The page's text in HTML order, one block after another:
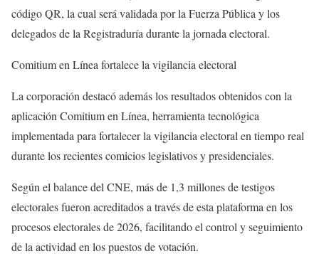
código QR, la cual será validada por la Fuerza Pública y los
delegados de la Registraduría durante la jornada electoral.
Comitium en Línea fortalece la vigilancia electoral
La corporación destacó además los resultados obtenidos con la
aplicación Comitium en Línea, herramienta tecnológica
implementada para fortalecer la vigilancia electoral en tiempo real
durante los recientes comicios legislativos y presidenciales.
Según el balance del CNE, más de 1,3 millones de testigos
electorales fueron acreditados a través de esta plataforma en los
procesos electorales de 2026, facilitando el control y seguimiento
de la actividad en los puestos de votación.